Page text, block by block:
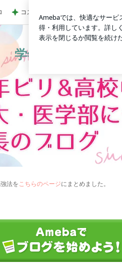
した塾長、新宮竹虎のブログ
コストコで娘に言われ何も買わぬ夫
学年ビリ&高校中
法をこちらのページにまとめました。